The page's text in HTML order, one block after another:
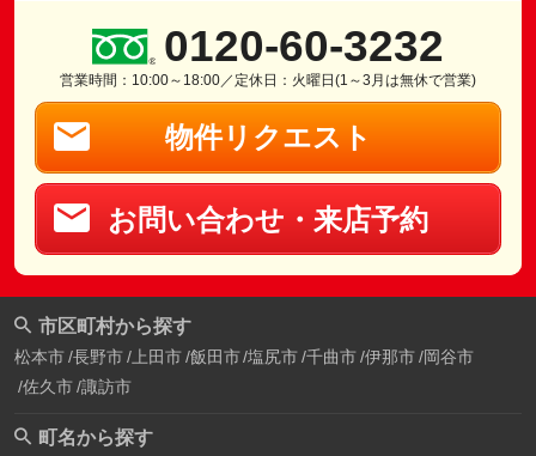
0120-60-3232
営業時間：10:00～18:00／定休日：火曜日(1～3月は無休で営業)
物件リクエスト
お問い合わせ・来店予約
市区町村から探す
松本市 長野市 上田市 飯田市 塩尻市 千曲市 伊那市 岡谷市
佐久市 諏訪市
町名から探す